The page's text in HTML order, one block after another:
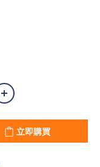
立即購買